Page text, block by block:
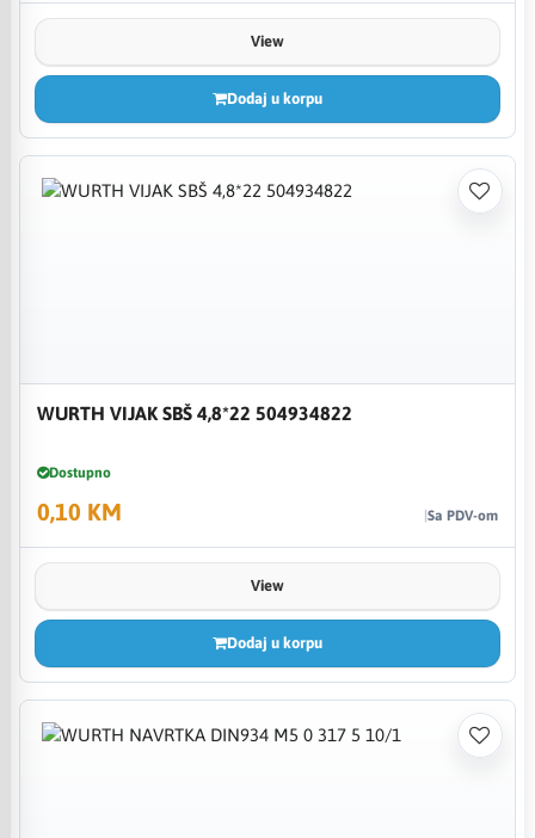
View
Dodaj u korpu
WURTH VIJAK SBŠ 4,8*22 504934822
Dostupno
0,10 KM Sa PDV-om
View
Dodaj u korpu